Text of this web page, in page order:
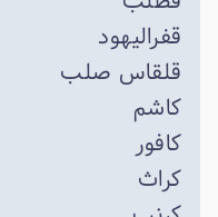
قفرالیهود
قلقاس صلب
کاشم
کافور
کراث